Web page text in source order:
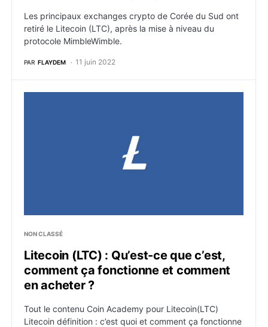
Les principaux exchanges crypto de Corée du Sud ont
retiré le Litecoin (LTC), après la mise à niveau du
protocole MimbleWimble.
PAR FLAYDEM 11 juin 2022
NON CLASSÉ
Litecoin (LTC) : Qu’est-ce que c’est,
comment ça fonctionne et comment
en acheter ?
Tout le contenu Coin Academy pour Litecoin(LTC)
Litecoin définition : c’est quoi et comment ça fonctionne